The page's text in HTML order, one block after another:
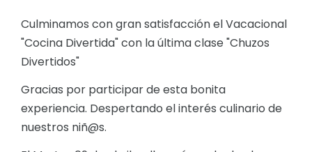
Culminamos con gran satisfacción el Vacacional
"Cocina Divertida" con la última clase "Chuzos
Divertidos"
Gracias por participar de esta bonita
experiencia. Despertando el interés culinario de
nuestros niñ@s.